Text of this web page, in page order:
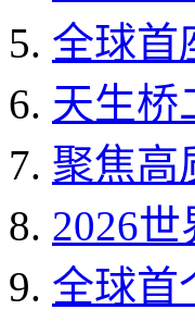
全球首
天生桥
聚焦高
2026
全球首